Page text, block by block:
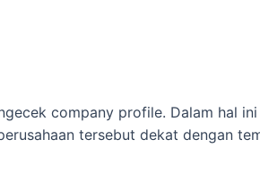
company profile. Dalam hal
tersebut dekat dengan